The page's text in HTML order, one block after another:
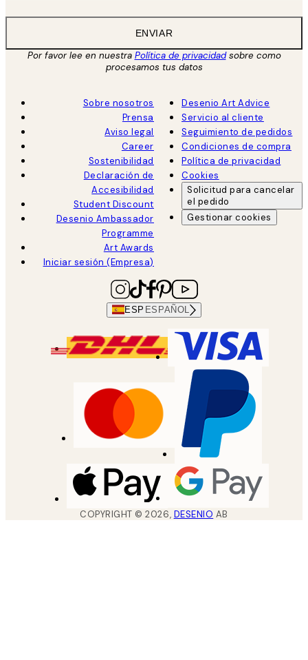
ENVIAR
Por favor lee en nuestra Política de privacidadsobre como
procesamos tus datos
Sobre nosotros
Prensa
Aviso legal
Career
Sostenibilidad
Declaración de
Accesibilidad
Student Discount
Desenio Ambassador
Programme
Art Awards
Iniciar sesión (Empresa)
Desenio Art Advice
Servicio al cliente
Seguimiento de pedidos
Condiciones de compra
Política de privacidad
Cookies
Solicitud para cancelar
el pedido
Gestionar cookies
ESP ESPAÑOL
COPYRIGHT ©2026, DESENIO AB